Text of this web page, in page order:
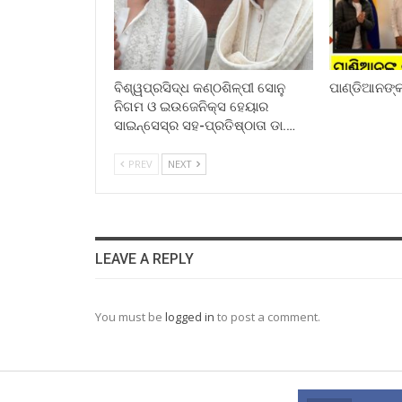
ବିଶ୍ୱପ୍ରସିଦ୍ଧ କଣ୍ଠଶିଳ୍ପୀ ସୋନୁ
ନିଗମ ଓ ଇଉଜେନିକ୍ସ ହେୟାର
ସାଇନ୍ସେସ୍ର ସହ-ପ୍ରତିଷ୍ଠାତା ଡା.…
PREV NEXT
LEAVE A REPLY
You must be logged in to post a comment.